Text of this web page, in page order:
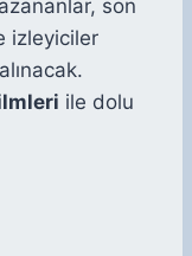
son
izleyiciler
ile dolu